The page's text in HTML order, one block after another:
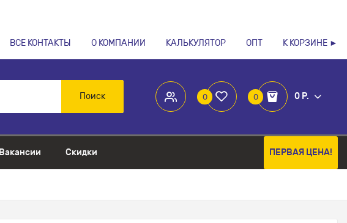
ВСЕ КОНТАКТЫ О КОМПАНИИ КАЛЬКУЛЯТОР ОПТ К КОРЗИНЕ ►
0 0 0 Р.
Поиск
Вакансии Скидки ПЕРВАЯ ЦЕНА!